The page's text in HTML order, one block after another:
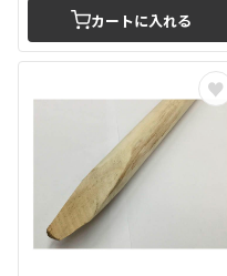
カートに入れる